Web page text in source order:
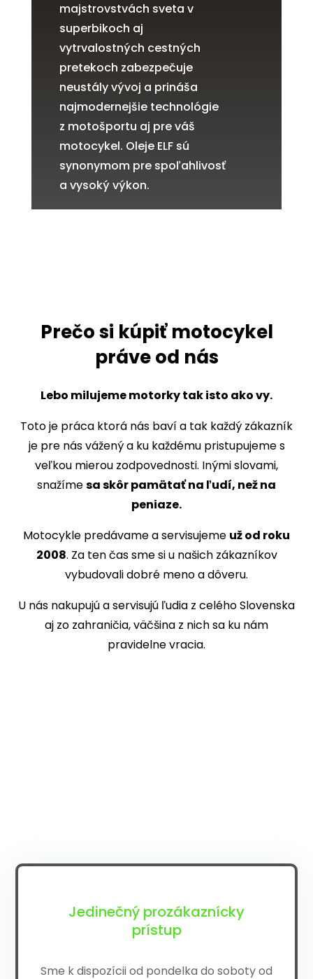
majstrovstvách sveta v
superbikoch aj
vytrvalostných cestných
pretekoch zabezpečuje
neustály vývoj a prináša
najmodernejšie technológie
z motošportu aj pre váš
motocykel. Oleje ELF sú
synonymom pre spoľahlivosť
a vysoký výkon.
Prečo si kúpiť motocykel
práve od nás
Lebo milujeme motorky tak isto ako vy.
Toto je práca ktorá nás baví a tak každý zákazník
je pre nás vážený a ku každému pristupujeme s
veľkou mierou zodpovednosti. Inými slovami,
snažímesa skôr pamätať na ľudí, než na
peniaze.
Motocykle predávame a servisujeme už od roku
2008. Za ten čas sme si u našich zákazníkov
vybudovali dobré meno a dôveru.
U nás nakupujú a servisujú ľudia z celého Slovenska
aj zo zahraničia, väčšina z nich sa ku nám
pravidelne vracia.
Jedinečný prozákaznícky
prístup
Sme k dispozícii od pondelka do soboty od